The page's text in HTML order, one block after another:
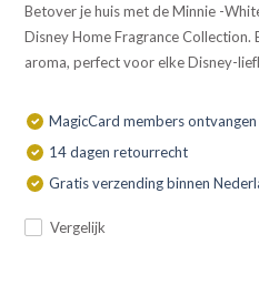
Betover je huis met de Minnie -
Disney Home Fragrance
aroma, perfect voor elke Disney-
MagicCard members
14 dagen retourrecht
Gratis verzending binnen
Vergelijk